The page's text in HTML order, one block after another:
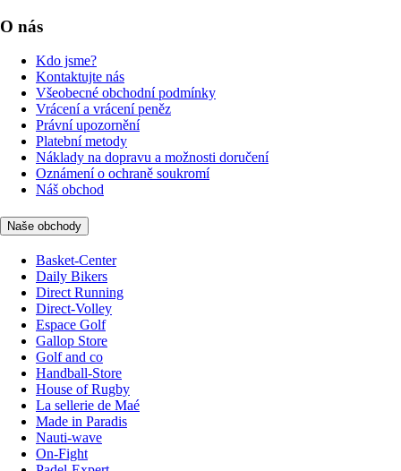
O nás
Kdo jsme?
Kontaktujte nás
Všeobecné obchodní podmínky
Vrácení a vrácení peněz
Právní upozornění
Platební metody
Náklady na dopravu a možnosti doručení
Oznámení o ochraně soukromí
Náš obchod
Naše obchody
Basket-Center
Daily Bikers
Direct Running
Direct-Volley
Espace Golf
Gallop Store
Golf and co
Handball-Store
House of Rugby
La sellerie de Maé
Made in Paradis
Nauti-wave
On-Fight